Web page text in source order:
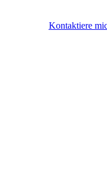
Kontaktiere